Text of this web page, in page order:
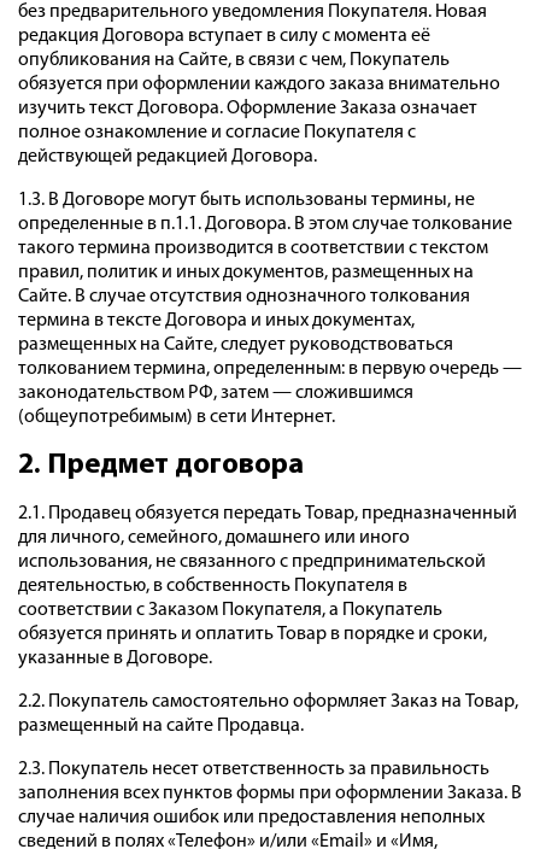
без предварительного уведомления Покупателя. Новая
редакция Договора вступает в силу с момента её
опубликования на Сайте, в связи с чем, Покупатель
обязуется при оформлении каждого заказа внимательно
изучить текст Договора. Оформление Заказа означает
полное ознакомление и согласие Покупателя с
действующей редакцией Договора.
1.3. В Договоре могут быть использованы термины, не
определенные в п.1.1. Договора. В этом случае толкование
такого термина производится в соответствии с текстом
правил, политик и иных документов, размещенных на
Сайте. В случае отсутствия однозначного толкования
термина в тексте Договора и иных документах,
размещенных на Сайте, следует руководствоваться
толкованием термина, определенным: в первую очередь —
законодательством РФ, затем — сложившимся
(общеупотребимым) в сети Интернет.
2. Предмет договора
2.1. Продавец обязуется передать Товар, предназначенный
для личного, семейного, домашнего или иного
использования, не связанного с предпринимательской
деятельностью, в собственность Покупателя в
соответствии с Заказом Покупателя, а Покупатель
обязуется принять и оплатить Товар в порядке и сроки,
указанные в Договоре.
2.2. Покупатель самостоятельно оформляет Заказ на Товар,
размещенный на сайте Продавца.
2.3. Покупатель несет ответственность за правильность
заполнения всех пунктов формы при оформлении Заказа. В
случае наличия ошибок или предоставления неполных
сведений в полях «Телефон» и/или «Email» и «Имя,